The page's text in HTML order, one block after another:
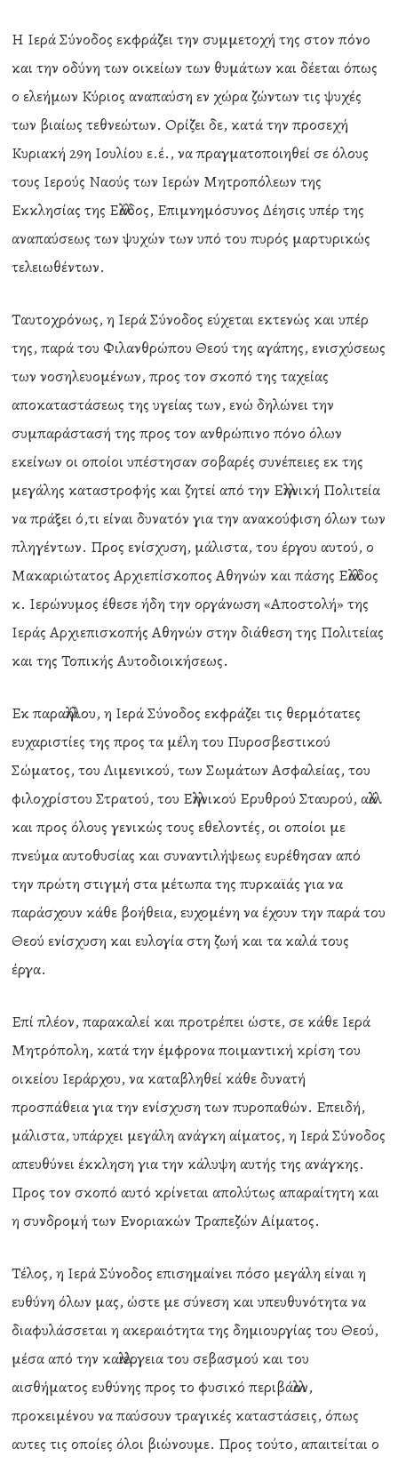
Η Ιερά Σύνοδος εκφράζει την συμμετοχή της στον πόνο
και την οδύνη των οικείων των θυμάτων και δέεται όπως
ο ελεήμων Κύριος αναπαύση εν χώρα ζώντων τις ψυχές
των βιαίως τεθνεώτων. Ορίζει δε, κατά την προσεχή
Κυριακή 29η Ιουλίου ε.έ., να πραγματοποιηθεί σε όλους
τους Ιερούς Ναούς των Ιερών Μητροπόλεων της
Εκκλησίας της Ελλάδος, Επιμνημόσυνος Δέησις υπέρ της
αναπαύσεως των ψυχών των υπό του πυρός μαρτυρικώς
τελειωθέντων.
Ταυτοχρόνως, η Ιερά Σύνοδος εύχεται εκτενώς και υπέρ
της, παρά του Φιλανθρώπου Θεού της αγάπης, ενισχύσεως
των νοσηλευομένων, προς τον σκοπό της ταχείας
αποκαταστάσεως της υγείας των, ενώ δηλώνει την
συμπαράστασή της προς τον ανθρώπινο πόνο όλων
εκείνων οι οποίοι υπέστησαν σοβαρές συνέπειες εκ της
μεγάλης καταστροφής και ζητεί από την Ελληνική Πολιτεία
να πράξει ό,τι είναι δυνατόν για την ανακούφιση όλων των
πληγέντων. Προς ενίσχυση, μάλιστα, του έργου αυτού, ο
Μακαριώτατος Αρχιεπίσκοπος Αθηνών και πάσης Ελλάδος
κ. Ιερώνυμος έθεσε ήδη την οργάνωση «Αποστολή» της
Ιεράς Αρχιεπισκοπής Αθηνών στην διάθεση της Πολιτείας
και της Τοπικής Αυτοδιοικήσεως.
Εκ παραλλήλου, η Ιερά Σύνοδος εκφράζει τις θερμότατες
ευχαριστίες της προς τα μέλη του Πυροσβεστικού
Σώματος, του Λιμενικού, των Σωμάτων Ασφαλείας, του
φιλοχρίστου Στρατού, του Ελληνικού Ερυθρού Σταυρού, αλλά
και προς όλους γενικώς τους εθελοντές, οι οποίοι με
πνεύμα αυτοθυσίας και συναντιλήψεως ευρέθησαν από
την πρώτη στιγμή στα μέτωπα της πυρκαϊάς για να
παράσχουν κάθε βοήθεια, ευχομένη να έχουν την παρά του
Θεού ενίσχυση και ευλογία στη ζωή και τα καλά τους
έργα.
Επί πλέον, παρακαλεί και προτρέπει ώστε, σε κάθε Ιερά
Μητρόπολη, κατά την έμφρονα ποιμαντική κρίση του
οικείου Ιεράρχου, να καταβληθεί κάθε δυνατή
προσπάθεια για την ενίσχυση των πυροπαθών. Επειδή,
μάλιστα, υπάρχει μεγάλη ανάγκη αίματος, η Ιερά Σύνοδος
απευθύνει έκκληση για την κάλυψη αυτής της ανάγκης.
Προς τον σκοπό αυτό κρίνεται απολύτως απαραίτητη και
η συνδρομή των Ενοριακών Τραπεζών Αίματος.
Τέλος, η Ιερά Σύνοδος επισημαίνει πόσο μεγάλη είναι η
ευθύνη όλων μας, ώστε με σύνεση και υπευθυνότητα να
διαφυλάσσεται η ακεραιότητα της δημιουργίας του Θεού,
μέσα από την καλλιέργεια του σεβασμού και του
αισθήματος ευθύνης προς το φυσικό περιβάλλον,
προκειμένου να παύσουν τραγικές καταστάσεις, όπως
αυτες τις οποίες όλοι βιώνουμε. Προς τούτο, απαιτείται ο